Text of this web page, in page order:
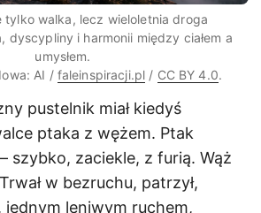
tylko walka, lecz wieloletnia droga
dyscypliny i harmonii między ciałem a
umysłem.
AI / faleinspiracji.pl / CC BY 4.0.
pustelnik miał kiedyś
ptaka z wężem. Ptak
szybko, zaciekle, z furią. Wąż
w bezruchu, patrzył,
jednym leniwym ruchem,